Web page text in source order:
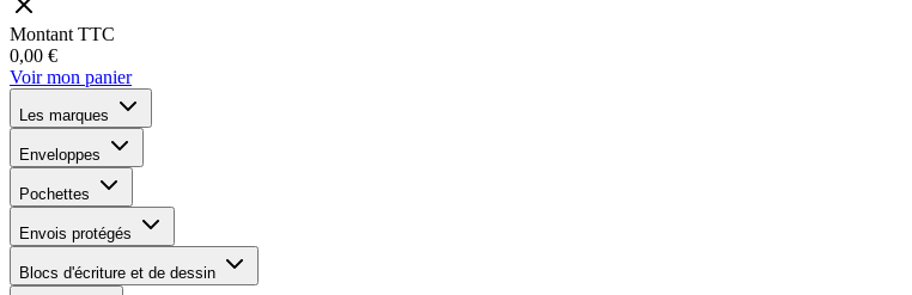
Montant TTC
0,00 €
Voir mon panier
Les marques
Enveloppes
Pochettes
Envois protégés
Blocs d'écriture et de dessin